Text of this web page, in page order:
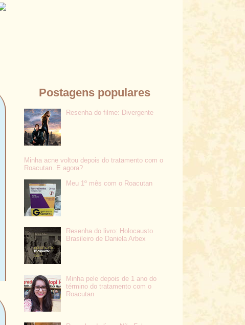
Postagens populares
Resenha do filme: Divergente
Minha acne voltou depois do tratamento com o
Roacutan. E agora?
Meu 1º mês com o Roacutan
Resenha do livro: Holocausto
Brasileiro de Daniela Arbex
Minha pele depois de 1 ano do
término do tratamento com o
Roacutan